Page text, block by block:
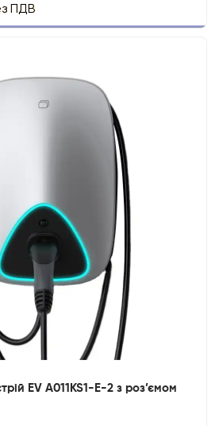
ПДВ
EV A011KS1-E-2 з роз’ємом